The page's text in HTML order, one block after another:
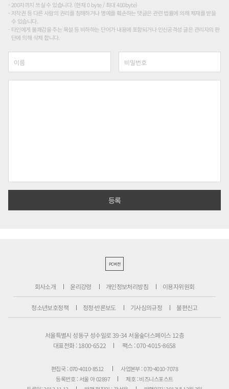
200자까지 쓰실 수 있습니다. (현재 0 byte / 최대 400byte)
저작권 등 다른 사람의 권리를 침해하거나 명예를 훼손하는 댓글은 관련 법률에 의해 제재를 받을
수 있습니다.
타인에게 불쾌감을 주는 욕설 등 비하하는 단어가 내용에 포함되거나 인신공격성 글은 관리자의 판
단에 의해 삭제 합니다.
PC버전
회사소개 윤리강령 개인정보처리방침 이용자위원회
청소년보호정책 정정·반론보도 기사심의규정 불편신고
서울특별시 성동구 성수일로 39-34 서울숲더스페이스 12층
대표전화 : 1800-6522
팩스 : 070-4015-8658
편집국 : 070-4010-8512
사업본부 : 070-4010-7078
등록번호 : 서울 아 02897
제호 : 비즈니스포스트